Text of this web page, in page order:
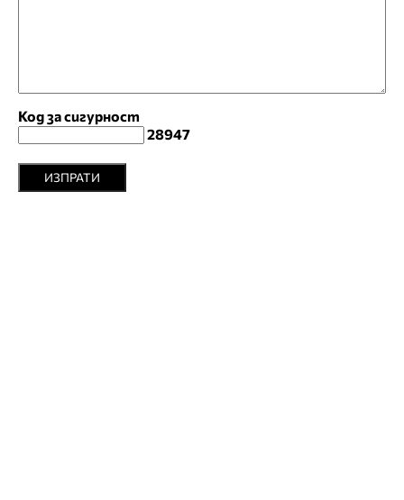
Код за сигурност
28947
ИЗПРАТИ